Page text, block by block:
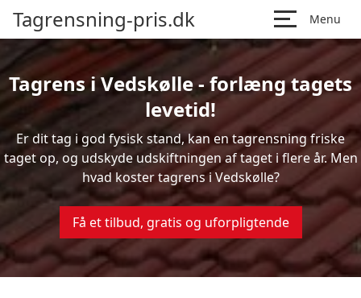
Tagrensning-pris.dk Menu
Tagrens i Vedskølle - forlæng tagets
levetid!
Er dit tag i god fysisk stand, kan en tagrensning friske
taget op, og udskyde udskiftningen af taget i flere år. Men
hvad koster tagrens i Vedskølle?
Få et tilbud, gratis og uforpligtende